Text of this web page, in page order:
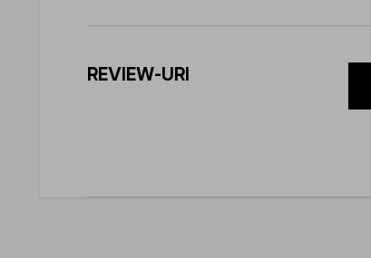
REVIEW-URI